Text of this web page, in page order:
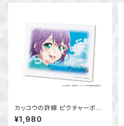
カッコウの許嫁 ピクチャーボー
ド大 (瀬川ひろ)
¥1,980